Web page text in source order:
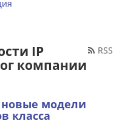
RSS
IP
компании
новые модели
класса